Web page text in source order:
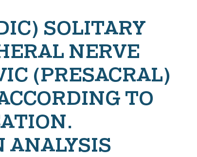
SOLITARY
NERVE
(PRESACRAL)
TO
ANALYSIS